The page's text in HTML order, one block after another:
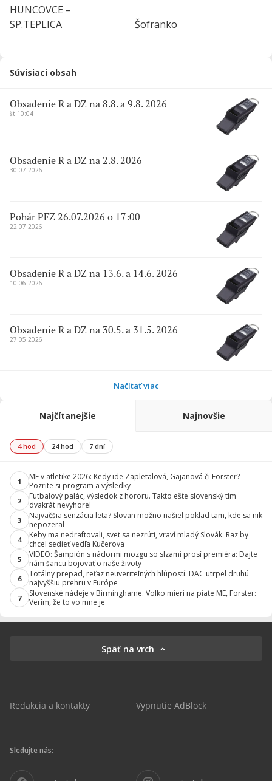
HUNCOVCE –
SP.TEPLICA Šofranko
Súvisiaci obsah
Obsadenie R a DZ na 8.8. a 9.8. 2026
št 10:04
Obsadenie R a DZ na 2.8. 2026
30.07.2026
Pohár PFZ 26.07.2026 o 17:00
22.07.2026
Obsadenie R a DZ na 13.6. a 14.6. 2026
10.06.2026
Obsadenie R a DZ na 30.5. a 31.5. 2026
27.05.2026
Načítať viac
Najčítanejšie Najnovšie
4 hod 24 hod 7 dní
1
ME v atletike 2026: Kedy ide Zapletalová, Gajanová či Forster?
Pozrite si program a výsledky
2
Futbalový palác, výsledok z hororu. Takto ešte slovenský tím
dvakrát nevyhorel
3
Najväčšia senzácia leta? Slovan možno našiel poklad tam, kde sa nik
nepozeral
4
Keby ma nedraftovali, svet sa nezrúti, vraví mladý Slovák. Raz by
chcel sedieť vedľa Kučerova
5
VIDEO: Šampión s nádormi mozgu so slzami prosí premiéra: Dajte
nám šancu bojovať o naše životy
6
Totálny prepad, reťaz neuveriteľných hlúpostí. DAC utrpel druhú
najvyššiu prehru v Európe
7
Slovenské nádeje v Birminghame. Volko mieri na piate ME, Forster:
Verím, že to vo mne je
Späť na vrch
Redakcia a kontakty Vypnutie AdBlock
Sledujte nás: